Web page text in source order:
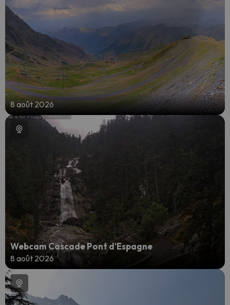
8 août 2026
Webcam Cascade Pont d'Espagne
8 août 2026